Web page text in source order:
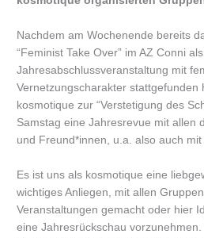
Nachdem am Wochenende bereits
“Feminist Take Over” im AZ Conni
Jahresabschlussveranstaltung mit
Vernetzungscharakter stattgefunden
kosmotique zur “Verstetigung des
Samstag eine Jahresrevue mit allen
und Freund*innen, u.a. also auch mit
Es ist uns als kosmotique eine
wichtiges Anliegen, mit allen
Veranstaltungen gemacht oder hier
eine Jahresrückschau